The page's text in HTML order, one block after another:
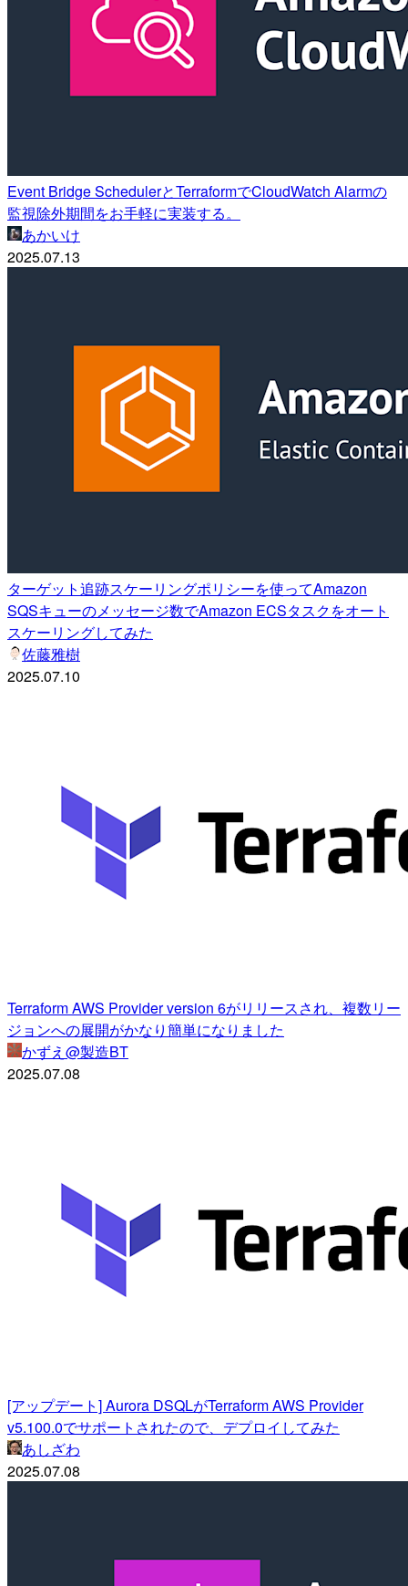
Event Bridge SchedulerとTerraformでCloudWatch Alarmの
監視除外期間をお手軽に実装する。
あかいけ
2025.07.13
ターゲット追跡スケーリングポリシーを使ってAmazon
SQSキューのメッセージ数でAmazon ECSタスクをオート
スケーリングしてみた
佐藤雅樹
2025.07.10
Terraform AWS Provider version 6がリリースされ、複数リー
ジョンへの展開がかなり簡単になりました
かずえ@製造BT
2025.07.08
[アップデート] Aurora DSQLがTerraform AWS Provider
v5.100.0でサポートされたので、デプロイしてみた
あしざわ
2025.07.08